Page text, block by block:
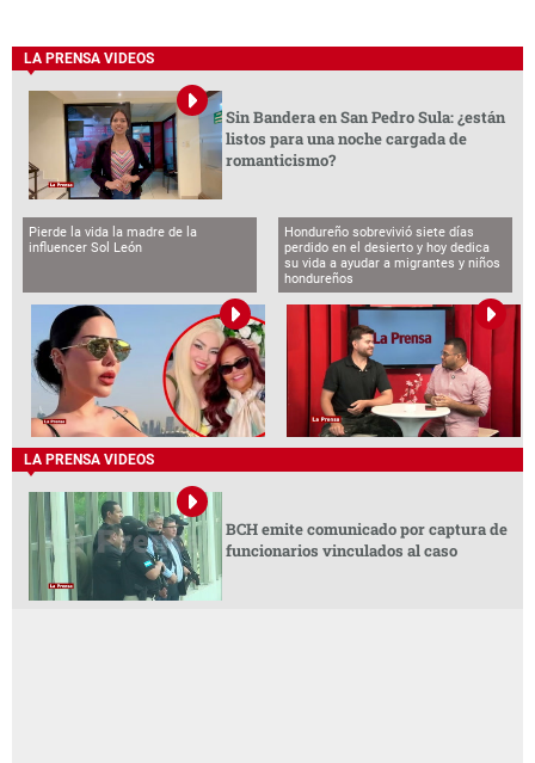
LA PRENSA VIDEOS
Sin Bandera en San Pedro Sula: ¿están
listos para una noche cargada de
romanticismo?
Pierde la vida la madre de la
influencer Sol León
Hondureño sobrevivió siete días
perdido en el desierto y hoy dedica
su vida a ayudar a migrantes y niños
hondureños
LA PRENSA VIDEOS
BCH emite comunicado por captura de
funcionarios vinculados al caso